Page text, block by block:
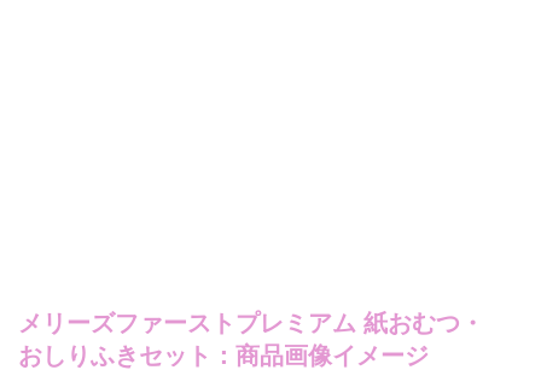
メリーズファーストプレミアム 紙おむつ・
おしりふきセット：商品画像イメージ